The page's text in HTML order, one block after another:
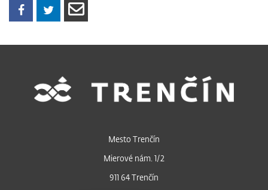
Mesto Trenčín
Mierové nám. 1/2
911 64 Trenčín